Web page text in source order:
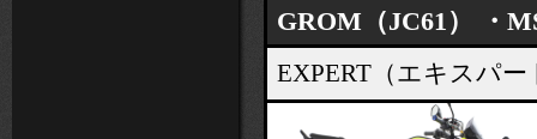
GROM（JC61） ・
EXPERT（エキスパ